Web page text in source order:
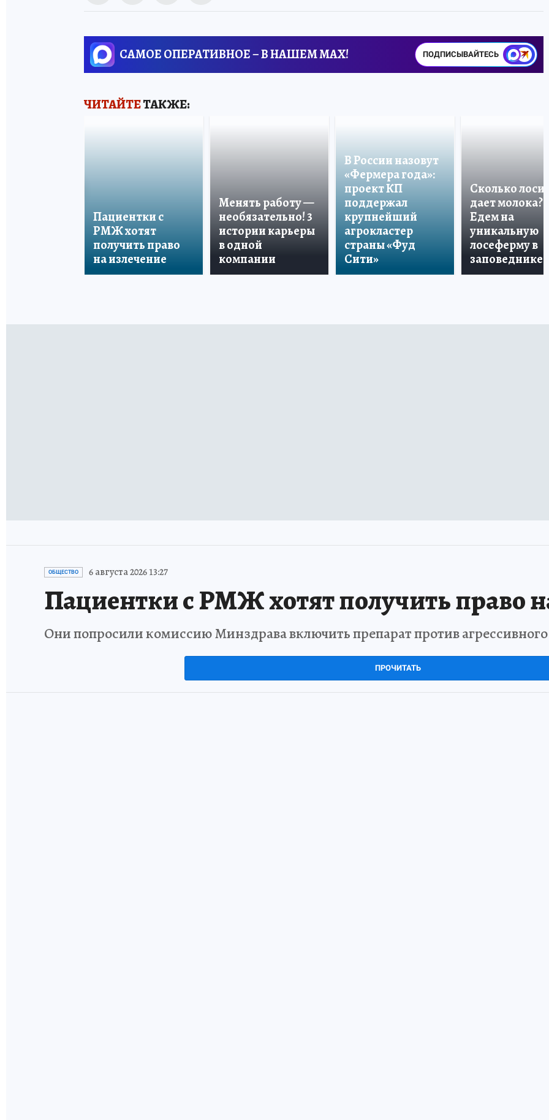
САМОЕ ОПЕРАТИВНОЕ – В НАШЕМ MAX! ПОДПИСЫВАЙТЕСЬ
ЧИТАЙТЕТАКЖЕ:
Пациентки с
РМЖ хотят
получить право
на излечение
Менять работу —
необязательно! 3
истории карьеры
в одной
компании
В России назовут
«Фермера года»:
проект КП
поддержал
крупнейший
агрокластер
страны «Фуд
Сити»
Сколько лосиха
дает молока?
Едем на
уникальную
лосеферму в
заповеднике!
ОБЩЕСТВО 6 августа 2026 13:27
Пациентки с РМЖ хотят получить право
Они попросили комиссию Минздрава включить препарат против
ПРОЧИТАТЬ